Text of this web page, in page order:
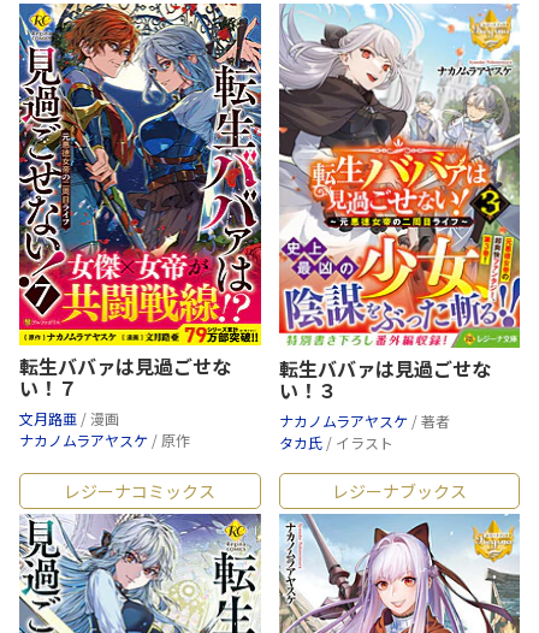
転生ババァは見過ごせな
い！７
文月路亜 / 漫画
ナカノムラアヤスケ / 原作
転生ババァは見過ごせな
い！３
ナカノムラアヤスケ / 著者
タカ氏 / イラスト
レジーナコミックス レジーナブックス